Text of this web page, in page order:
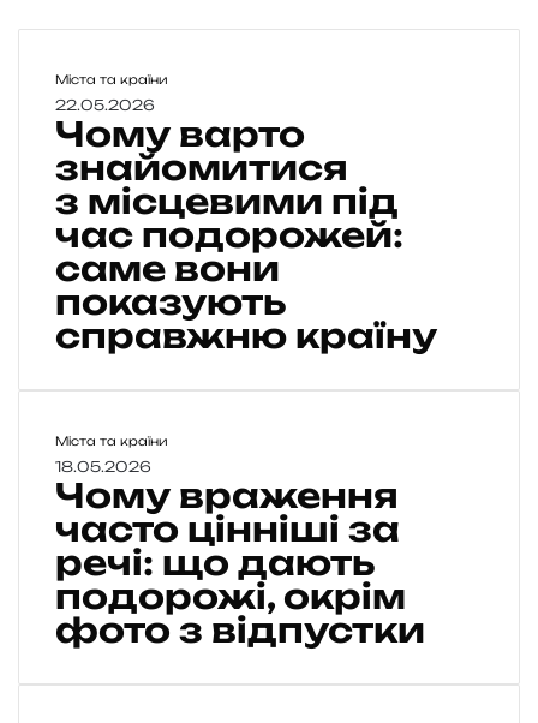
Ч
о
м
в
а
р
о
з
н
а
т
и
с
я
з
м
с
Міста та країни
22.05.2026
Чому варто
знайомитися
з місцевими під
час подорожей:
саме вони
показують
справжню країну
Ч
о
м
в
р
а
е
н
Міста та країни
18.05.2026
Чому враження
часто цінніші за
речі: що дають
подорожі, окрім
фото з відпустки